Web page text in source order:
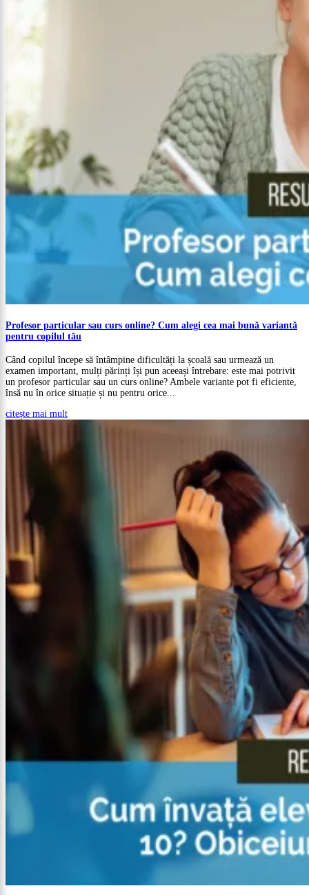
Profesor particular sau curs online? Cum alegi cea mai bună variantă
pentru copilul tău
Când copilul începe să întâmpine dificultăți la școală sau urmează un
examen important, mulți părinți își pun aceeași întrebare: este mai potrivit
un profesor particular sau un curs online? Ambele variante pot fi eficiente,
însă nu în orice situație și nu pentru orice...
citește mai mult